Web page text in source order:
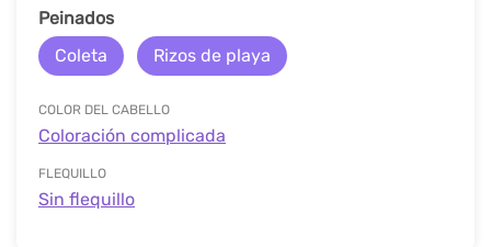
Peinados
Coleta
Rizos de playa
COLOR DEL CABELLO
Coloración complicada
FLEQUILLO
Sin flequillo